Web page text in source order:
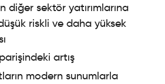
diğer sektör yatırımlarına
riskli ve daha yüksek
artış
modern sunumlarla